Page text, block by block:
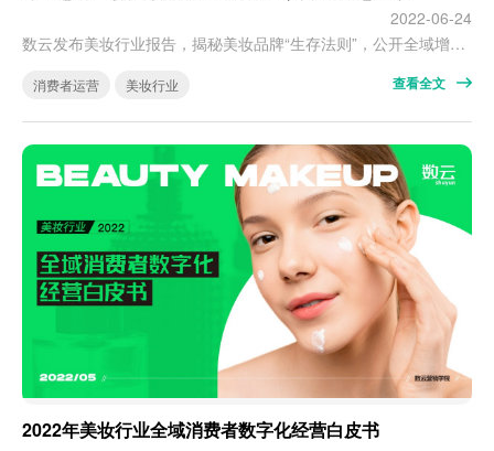
2022-06-24
数云发布美妆行业报告，揭秘美妆品牌“生存法则”，公开全域增长路径。据公开数据显示，618期间（5月31日20点—6月18日24点）美妆（护肤+香水彩妆）全网销售额为410亿元，同比降幅近20%。对美妆行业部分品牌而言，这波寄托了上半年业绩希望的年中大促没能带来预期的提振效果，2022年的下半场，流量仍然贵，营销和研发还是卷，投产比越来越低…… 当不确定性成为行业新常态: 回归长期主义的经营、找到可…
消费者运营 美妆行业 查看全文
2022年美妆行业全域消费者数字化经营白皮书